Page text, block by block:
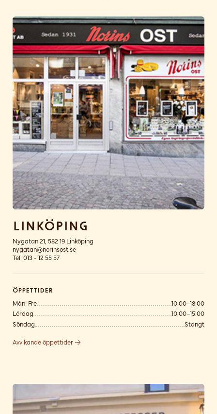
Linköping
Nygatan 21, 582 19 Linköping
nygatan@norinsost.se
Tel: 013 - 12 55 57
Öppettider
Mån-Fre
10:00–18:00
Lördag
10:00–15:00
Söndag
Stängt
Avvikande öppettider